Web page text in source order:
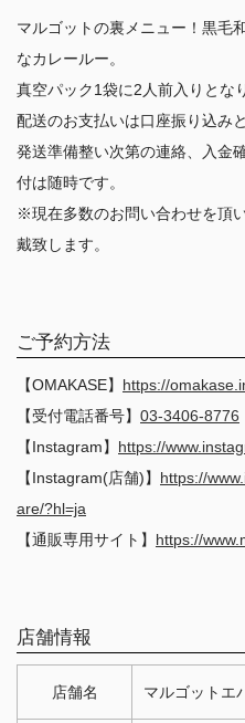
マルゴットの裏メニュー！黒毛
なカレールー。
真空パック1袋に2人前入りとな
配送のお支払いは口座振り込み
発送準備整い次第の連絡、入金
付は随時です。
※現在多数のお問い合わせを頂
戴致します。
ご予約方法
【OMAKASE】 https://
【受付電話番号】 03-3406-8776
【Instagram】 https://
【Instagram(店舗)】 https://
are/?hl=ja
【通販専用サイト】 https://
店舗情報
店舗名 マルゴットエ